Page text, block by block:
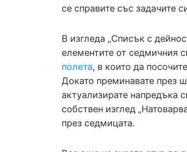
се справите със задачите
В изгледа „Списък с
елементите от седмичния
полета, в които да
Докато преминавате през
актуализирате напредъка
собствен изглед
през седмицата.